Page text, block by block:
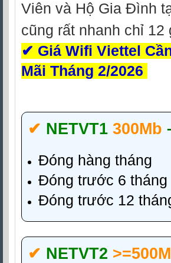
Viên và Hộ Gia Đình
cũng rất nhanh chỉ
✔ Giá Wifi Viettel
Mãi Tháng 2/2026
✔‎ NETVT1 300Mb
Đóng hàng tháng
Đóng trước 6 tháng
Đóng trước 12
✔‎ NETVT2